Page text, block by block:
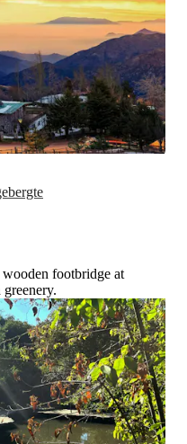
footbridge at